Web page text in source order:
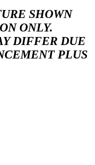
SHOWN
ONLY.
DIFFER DUE
PLUS